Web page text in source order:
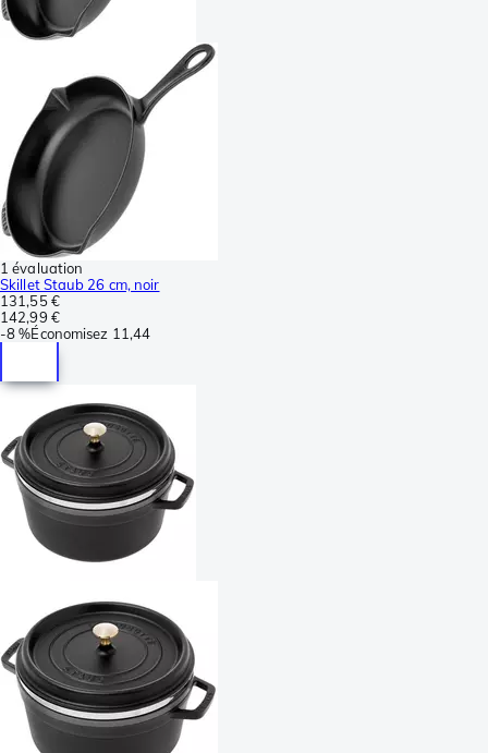
1 évaluation
Skillet Staub 26 cm, noir
131,55 €
142,99 €
-8 %Économisez 11,44